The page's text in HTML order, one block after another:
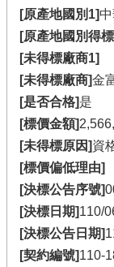
[原產地國別1]
[原產地國別得
[未得標廠商1]
[未得標廠商]金
[是否合格]是
[標價金額]
[未得標原因]資
[標價偏低理由]
[決標公告序號]
[決標日期]110/
[決標公告日期]
[契約編號]110-